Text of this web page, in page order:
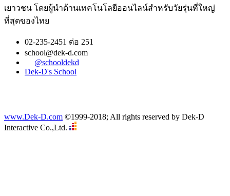
เยาวชน โดยผู้นำด้านเทคโนโลยีออนไลน์สำหรับวัยรุ่นที่ใหญ่
ที่สุดของไทย
02-235-2451 ต่อ 251
school@dek-d.com
@schooldekd
Dek-D's School
www.Dek-D.com ©1999-2018; All rights reserved by Dek-D
Interactive Co.,Ltd.